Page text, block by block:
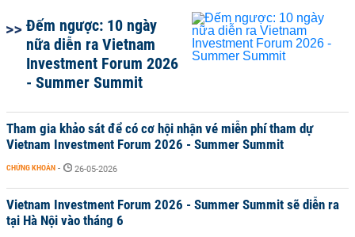
Đếm ngược: 10 ngày
nữa diễn ra Vietnam
Investment Forum 2026
- Summer Summit
Tham gia khảo sát để có cơ hội nhận vé miễn phí tham dự
Vietnam Investment Forum 2026 - Summer Summit
CHỨNG KHOÁN - 26-05-2026
Vietnam Investment Forum 2026 - Summer Summit sẽ diễn ra
tại Hà Nội vào tháng 6